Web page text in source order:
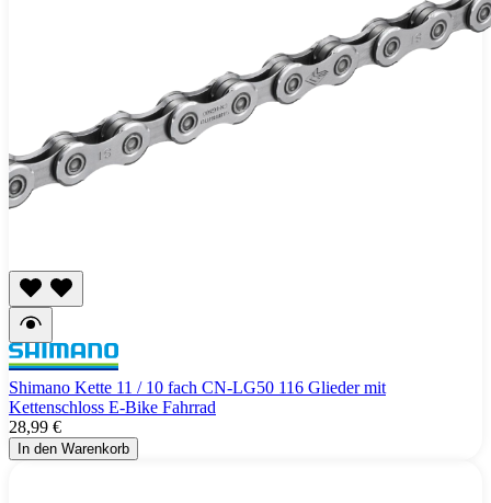
Shimano Kette 11 / 10 fach CN-LG50 116 Glieder mit
Kettenschloss E-Bike Fahrrad
28,99 €
In den Warenkorb